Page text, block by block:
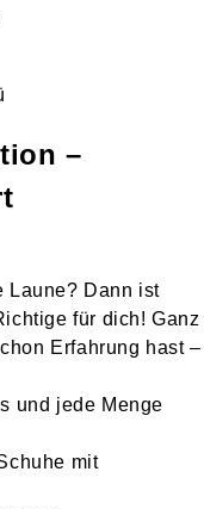
–
Laune? Dann ist
für dich! Ganz
Erfahrung hast –
und jede Menge
mit